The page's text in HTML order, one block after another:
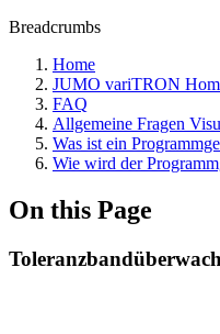
Breadcrumbs
Home
JUMO variTRON
FAQ
Allgemeine Fragen
Was ist ein
Wie wird der
On this Page